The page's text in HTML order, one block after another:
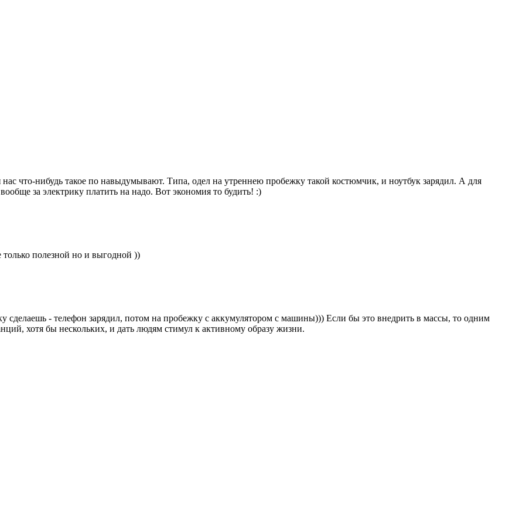
нас что-нибудь такое по навыдумывают. Типа, одел на утреннею пробежку такой костюмчик, и ноутбук зарядил. А для
за электрику платить на надо. Вот экономия то будить! :)
только полезной но и выгодной ))
сделаешь - телефон зарядил, потом на пробежку с аккумулятором с машины))) Если бы это внедрить в массы, то одним
хотя бы нескольких, и дать людям стимул к активному образу жизни.